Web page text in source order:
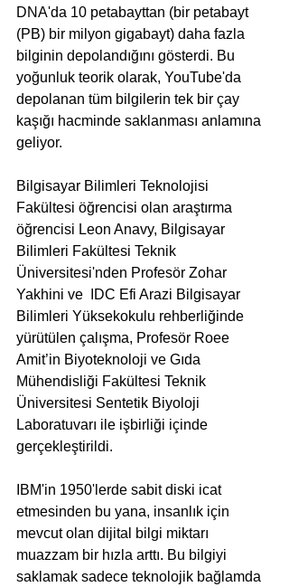
DNA'da 10 petabayttan (bir petabayt
(PB) bir milyon gigabayt) daha fazla
bilginin depolandığını gösterdi. Bu
yoğunluk teorik olarak, YouTube'da
depolanan tüm bilgilerin tek bir çay
kaşığı hacminde saklanması anlamına
geliyor.
Bilgisayar Bilimleri Teknolojisi
Fakültesi öğrencisi olan araştırma
öğrencisi Leon Anavy, Bilgisayar
Bilimleri Fakültesi Teknik
Üniversitesi'nden Profesör Zohar
Yakhini ve  IDC Efi Arazi Bilgisayar
Bilimleri Yüksekokulu rehberliğinde
yürütülen çalışma, Profesör Roee
Amit’in Biyoteknoloji ve Gıda
Mühendisliği Fakültesi Teknik
Üniversitesi Sentetik Biyoloji
Laboratuvarı ile işbirliği içinde
gerçekleştirildi.
IBM'in 1950'lerde sabit diski icat
etmesinden bu yana, insanlık için
mevcut olan dijital bilgi miktarı
muazzam bir hızla arttı. Bu bilgiyi
saklamak sadece teknolojik bağlamda